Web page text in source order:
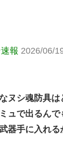
報 2026/06/
ヌシ魂防具
ュで出るん
器手に入れ